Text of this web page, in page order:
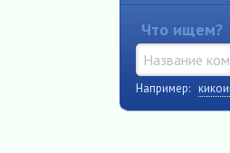
Что ищем?
Например: